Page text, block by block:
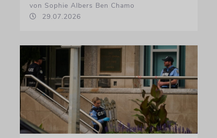
von Sophie Albers Ben Chamo
29.07.2026